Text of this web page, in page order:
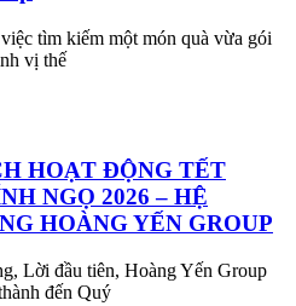
tìm kiếm một món quà vừa gói
vị thế
HOẠT ĐỘNG TẾT
NGỌ 2026 – HỆ
HOÀNG YẾN GROUP
Lời đầu tiên, Hoàng Yến Group
đến Quý